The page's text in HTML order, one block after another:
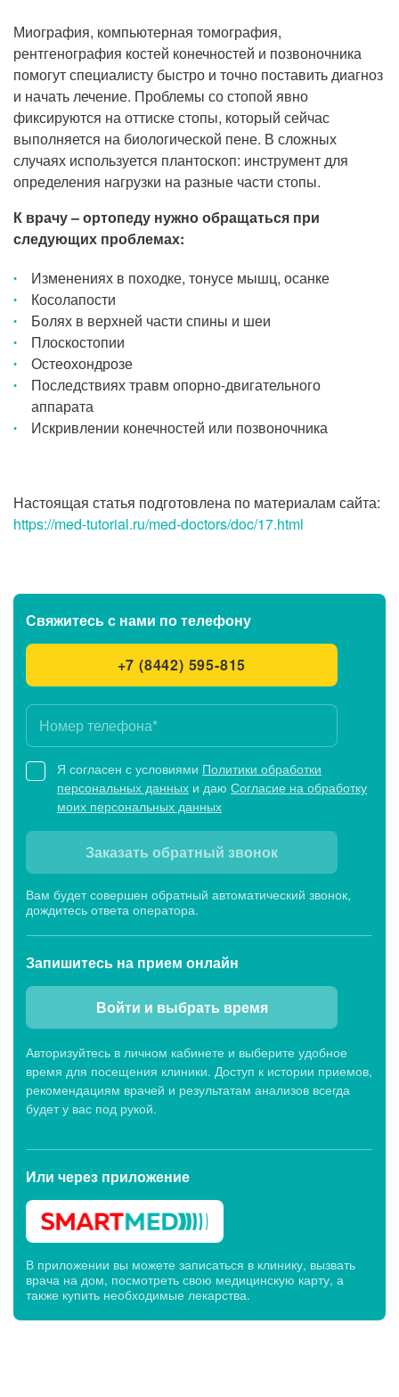
Миография, компьютерная томография,
рентгенография костей конечностей и позвоночника
помогут специалисту быстро и точно поставить диагноз
и начать лечение. Проблемы со стопой явно
фиксируются на оттиске стопы, который сейчас
выполняется на биологической пене. В сложных
случаях используется плантоскоп: инструмент для
определения нагрузки на разные части стопы.
К врачу – ортопеду нужно обращаться при
следующих проблемах:
Изменениях в походке, тонусе мышц, осанке
Косолапости
Болях в верхней части спины и шеи
Плоскостопии
Остеохондрозе
Последствиях травм опорно-двигательного
аппарата
Искривлении конечностей или позвоночника
Настоящая статья подготовлена по материалам сайта:
https://med-tutorial.ru/med-doctors/doc/17.html
Свяжитесь с нами по телефону
+7 (8442) 595-815
Я согласен с условиями Политики обработки
персональных данных и даю Согласие на обработку
моих персональных данных
Заказать обратный звонок
Вам будет совершен обратный автоматический звонок,
дождитесь ответа оператора.
Запишитесь на прием онлайн
Войти и выбрать время
Авторизуйтесь в личном кабинете и выберите удобное
время для посещения клиники. Доступ к истории приемов,
рекомендациям врачей и результатам анализов всегда
будет у вас под рукой.
Или через приложение
В приложении вы можете записаться в клинику, вызвать
врача на дом, посмотреть свою медицинскую карту, а
также купить необходимые лекарства.